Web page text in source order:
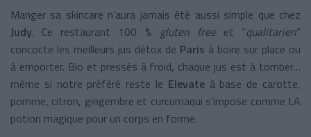
Manger sa skincare n’aura jamais été aussi simple que chez
Judy. Ce restaurant 100 % gluten freeet “qualitarien”
concocte les meilleurs jus détox de Paris à boire sur place ou
à emporter. Bio et pressés à froid, chaque jus est à tomber…
même si notre préféré reste le Elevate à base de carotte,
pomme, citron, gingembre et curcumaqui s’impose comme LA
potion magique pour un corps en forme.